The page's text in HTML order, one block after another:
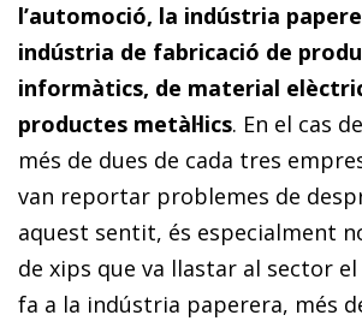
l’automoció, la indústria
indústria de fabricació de
informàtics, de material
productes metàl·lics. En el cas
més de dues de cada tres
van reportar problemes de
aquest sentit, és especialment
de xips que va llastar al sector el
fa a la indústria paperera, més